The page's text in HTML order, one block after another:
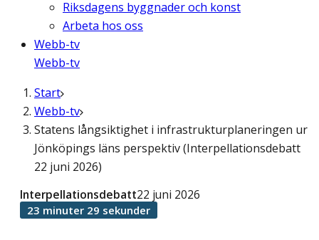
Riksdagens byggnader och konst
Arbeta hos oss
Webb-tv
Webb-tv
Start
Webb-tv
Statens långsiktighet i infrastrukturplaneringen ur
Jönköpings läns perspektiv (Interpellationsdebatt
22 juni 2026)
Interpellationsdebatt22 juni 2026
23 minuter 29 sekunder